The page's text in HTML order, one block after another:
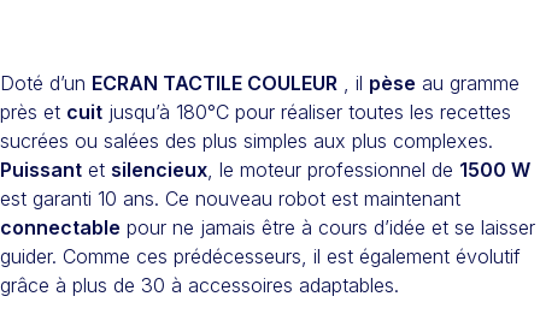
Doté d’un ECRAN TACTILE COULEUR , il pèse au gramme
près et cuit jusqu’à 180°C pour réaliser toutes les recettes
sucrées ou salées des plus simples aux plus complexes.
Puissant et silencieux, le moteur professionnel de 1500 W
est garanti 10 ans. Ce nouveau robot est maintenant
connectable pour ne jamais être à cours d’idée et se laisser
guider. Comme ces prédécesseurs, il est également évolutif
grâce à plus de 30 à accessoires adaptables.